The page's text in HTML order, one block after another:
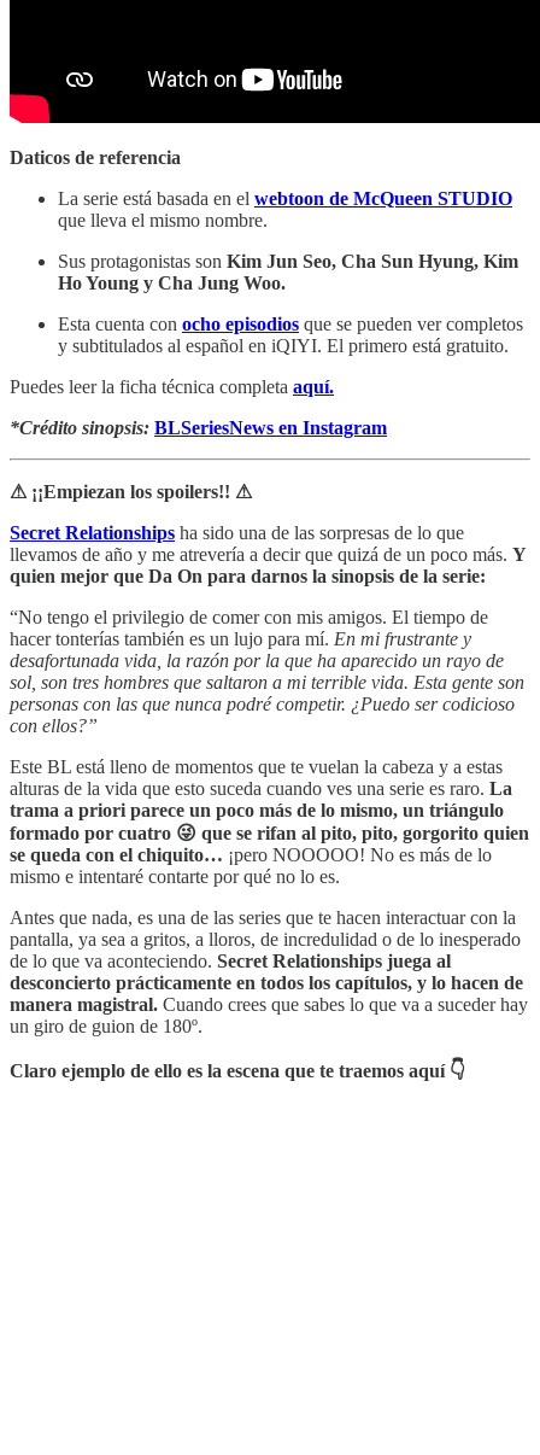
Daticos de referencia
La serie está basada en el webtoon de McQueen STUDIO
que lleva el mismo nombre.
Sus protagonistas son Kim Jun Seo, Cha Sun Hyung, Kim
Ho Young y Cha Jung Woo.
Esta cuenta con ocho episodios que se pueden ver completos
y subtitulados al español en iQIYI. El primero está gratuito.
Puedes leer la ficha técnica completa aquí.
*Crédito sinopsis: BLSeriesNews en Instagram
⚠ ¡¡Empiezan los spoilers!! ⚠
Secret Relationships ha sido una de las sorpresas de lo que
llevamos de año y me atrevería a decir que quizá de un poco más. Y
quien mejor que Da On para darnos la sinopsis de la serie:
“No tengo el privilegio de comer con mis amigos. El tiempo de
hacer tonterías también es un lujo para mí. En mi frustrante y
desafortunada vida, la razón por la que ha aparecido un rayo de
sol, son tres hombres que saltaron a mi terrible vida. Esta gente son
personas con las que nunca podré competir. ¿Puedo ser codicioso
con ellos?”
Este BL está lleno de momentos que te vuelan la cabeza y a estas
alturas de la vida que esto suceda cuando ves una serie es raro. La
trama a priori parece un poco más de lo mismo, un triángulo
formado por cuatro 😜 que se rifan al pito, pito, gorgorito quien
se queda con el chiquito… ¡pero NOOOOO! No es más de lo
mismo e intentaré contarte por qué no lo es.
Antes que nada, es una de las series que te hacen interactuar con la
pantalla, ya sea a gritos, a lloros, de incredulidad o de lo inesperado
de lo que va aconteciendo. Secret Relationships juega al
desconcierto prácticamente en todos los capítulos, y lo hacen de
manera magistral. Cuando crees que sabes lo que va a suceder hay
un giro de guion de 180º.
Claro ejemplo de ello es la escena que te traemos aquí 👇